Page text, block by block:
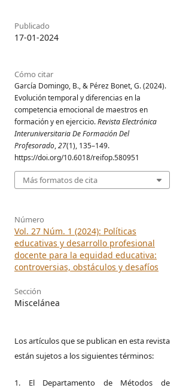
Publicado
17-01-2024
Cómo citar
García Domingo, B., & Pérez Bonet, G. (2024).
Evolución temporal y diferencias en la
competencia emocional de maestros en
formación y en ejercicio.Revista Electrónica
Interuniversitaria De Formación Del
Profesorado,27(1), 135–149.
https://doi.org/10.6018/reifop.580951
Más formatos de cita
Número
Vol. 27 Núm. 1 (2024): Políticas
educativas y desarrollo profesional
docente para la equidad educativa:
controversias, obstáculos y desafíos
Sección
Miscelánea
Los artículos que se publican en esta revista
están sujetos a los siguientes términos:
1. El Departamento de Métodos de